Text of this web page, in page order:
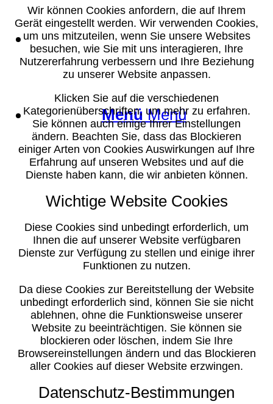
Suche
Menü Menü
Wir können Cookies anfordern, die auf Ihrem
Gerät eingestellt werden. Wir verwenden Cookies,
um uns mitzuteilen, wenn Sie unsere Websites
besuchen, wie Sie mit uns interagieren, Ihre
Nutzererfahrung verbessern und Ihre Beziehung
zu unserer Website anpassen.
Klicken Sie auf die verschiedenen
Kategorienüberschriften, um mehr zu erfahren.
Sie können auch einige Ihrer Einstellungen
ändern. Beachten Sie, dass das Blockieren
einiger Arten von Cookies Auswirkungen auf Ihre
Erfahrung auf unseren Websites und auf die
Dienste haben kann, die wir anbieten können.
Wichtige Website Cookies
Diese Cookies sind unbedingt erforderlich, um
Ihnen die auf unserer Website verfügbaren
Dienste zur Verfügung zu stellen und einige ihrer
Funktionen zu nutzen.
Da diese Cookies zur Bereitstellung der Website
unbedingt erforderlich sind, können Sie sie nicht
ablehnen, ohne die Funktionsweise unserer
Website zu beeinträchtigen. Sie können sie
blockieren oder löschen, indem Sie Ihre
Browsereinstellungen ändern und das Blockieren
aller Cookies auf dieser Website erzwingen.
Datenschutz-Bestimmungen